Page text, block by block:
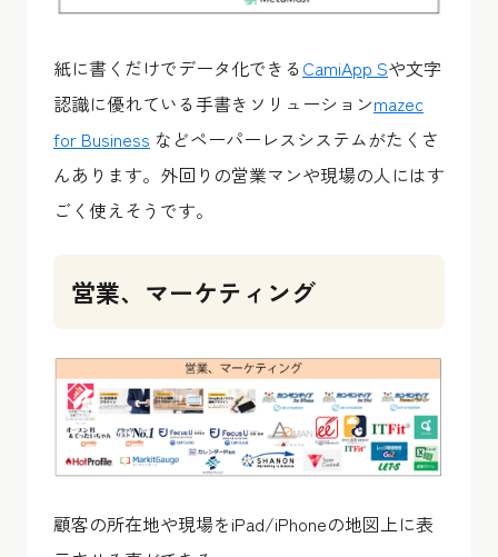
紙に書くだけでデータ化できるCamiApp Sや文字
認識に優れている手書きソリューションmazec
for Business などペーパーレスシステムがたくさ
んあります。外回りの営業マンや現場の人にはす
ごく使えそうです。
営業、マーケティング
顧客の所在地や現場をiPad/iPhoneの地図上に表